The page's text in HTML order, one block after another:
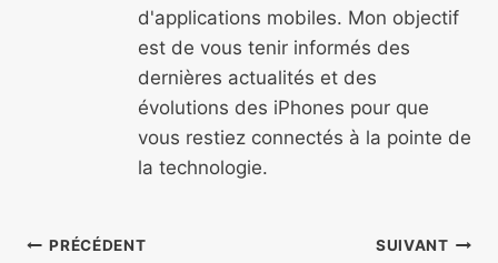
d'applications mobiles. Mon objectif
est de vous tenir informés des
dernières actualités et des
évolutions des iPhones pour que
vous restiez connectés à la pointe de
la technologie.
Navigation
PRÉCÉDENT SUIVANT